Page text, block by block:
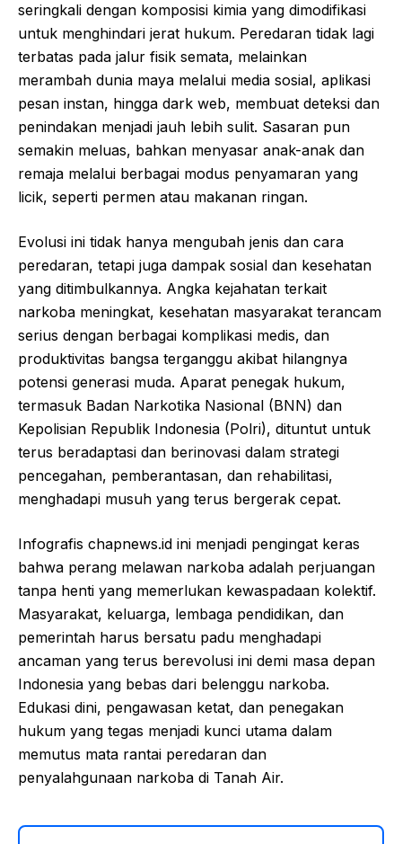
seringkali dengan komposisi kimia yang dimodifikasi
untuk menghindari jerat hukum. Peredaran tidak lagi
terbatas pada jalur fisik semata, melainkan
merambah dunia maya melalui media sosial, aplikasi
pesan instan, hingga dark web, membuat deteksi dan
penindakan menjadi jauh lebih sulit. Sasaran pun
semakin meluas, bahkan menyasar anak-anak dan
remaja melalui berbagai modus penyamaran yang
licik, seperti permen atau makanan ringan.
Evolusi ini tidak hanya mengubah jenis dan cara
peredaran, tetapi juga dampak sosial dan kesehatan
yang ditimbulkannya. Angka kejahatan terkait
narkoba meningkat, kesehatan masyarakat terancam
serius dengan berbagai komplikasi medis, dan
produktivitas bangsa terganggu akibat hilangnya
potensi generasi muda. Aparat penegak hukum,
termasuk Badan Narkotika Nasional (BNN) dan
Kepolisian Republik Indonesia (Polri), dituntut untuk
terus beradaptasi dan berinovasi dalam strategi
pencegahan, pemberantasan, dan rehabilitasi,
menghadapi musuh yang terus bergerak cepat.
Infografis chapnews.id ini menjadi pengingat keras
bahwa perang melawan narkoba adalah perjuangan
tanpa henti yang memerlukan kewaspadaan kolektif.
Masyarakat, keluarga, lembaga pendidikan, dan
pemerintah harus bersatu padu menghadapi
ancaman yang terus berevolusi ini demi masa depan
Indonesia yang bebas dari belenggu narkoba.
Edukasi dini, pengawasan ketat, dan penegakan
hukum yang tegas menjadi kunci utama dalam
memutus mata rantai peredaran dan
penyalahgunaan narkoba di Tanah Air.